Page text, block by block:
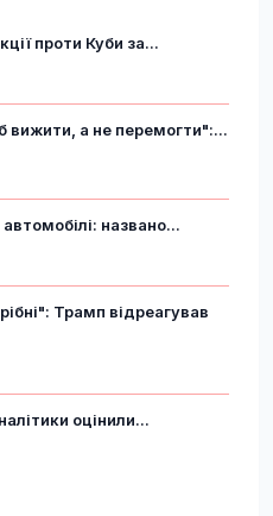
проти Куби за...
вижити, а не перемогти":...
названо...
Трамп відреагував
оцінили...